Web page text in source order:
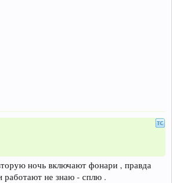
ночь включают фонари , правда
работают не знаю - сплю .